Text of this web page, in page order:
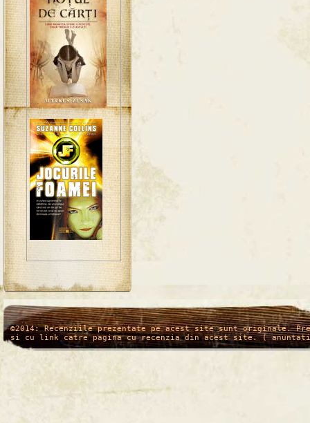
/* */
©2014: Recenziile prezentate pe acest site sunt originale.
si cu link catre pagina cu recenzia din acest site. (